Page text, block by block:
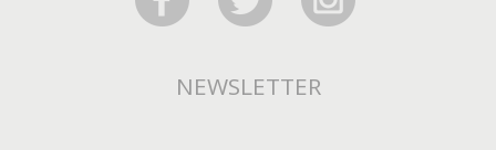
NEWSLETTER